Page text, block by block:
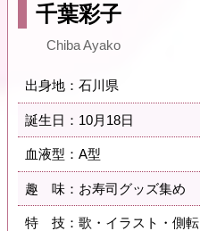
千葉彩子
Chiba Ayako
出身地：石川県
誕生日：10月18日
血液型：A型
趣 味：お寿司グッズ集め
特 技：歌・イラスト・側転